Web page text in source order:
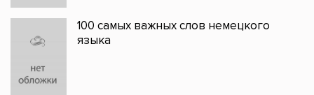
100 самых важных слов немецкого
языка